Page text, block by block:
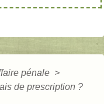
pénale >
de prescription ?